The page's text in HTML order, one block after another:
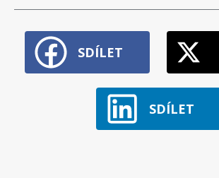
SDÍLET
SDÍLET